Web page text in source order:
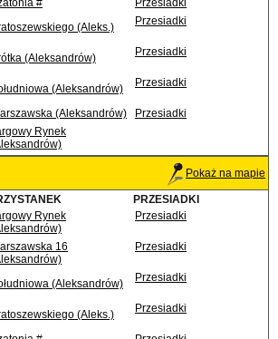
#
Przesiadki
(Aleks.) Przesiadki
(Aleksandrów) Przesiadki
(Aleksandrów) Przesiadki
(Aleksandrów)
Przesiadki
Rynek
Pokaż na mapie
PRZESIADKI
Rynek
Przesiadki
16
Przesiadki
(Aleksandrów) Przesiadki
(Aleks.) Przesiadki